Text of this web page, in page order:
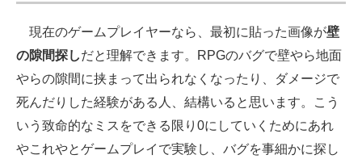
現在のゲームプレイヤーなら、最初に貼った画像が壁
の隙間探しだと理解できます。RPGのバグで壁やら地面
やらの隙間に挟まって出られなくなったり、ダメージで
死んだりした経験がある人、結構いると思います。こう
いう致命的なミスをできる限り0にしていくためにあれ
やこれやとゲームプレイで実験し、バグを事細かに探し